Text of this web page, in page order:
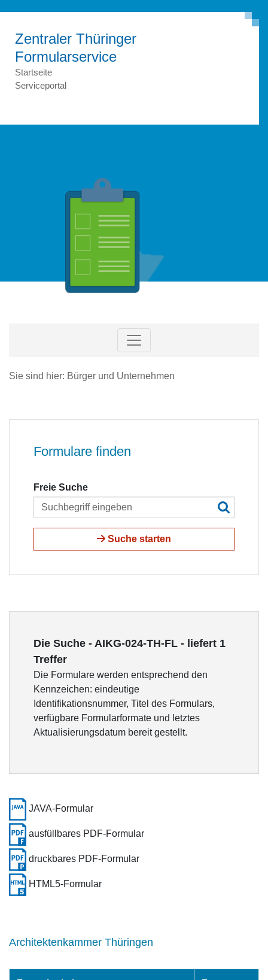
Zentraler Thüringer
Formular­service
Startseite
Serviceportal
Sie sind hier: Bürger und Unternehmen
Formulare finden
Freie Suche
Suche starten
Die Suche - AIKG-024-TH-FL - liefert 1
Treffer
Die Formulare werden entsprechend den
Kennzeichen: eindeutige
Identifikationsnummer, Titel des Formulars,
verfügbare Formularformate und letztes
Aktualisierungsdatum bereit gestellt.
JAVA-Formular
ausfüllbares PDF-Formular
druckbares PDF-Formular
HTML5-Formular
Architektenkammer Thüringen